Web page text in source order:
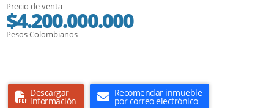
Precio de venta
$4.200.000.000
Pesos Colombianos
Descargar
información
Recomendar inmueble
por correo electrónico